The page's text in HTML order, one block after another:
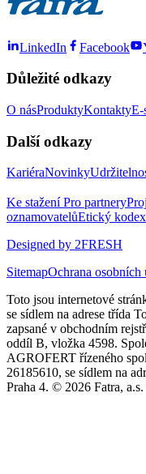
LinkedIn Facebook
Důležité odkazy
O násProduktyKontaktyE-
Další odkazy
KariéraNovinky
Ke staženíPro partnery
oznamovatelůEtický
Designed by 2FRESH
SitemapOchrana osobních
Toto jsou internetové
se sídlem na adrese třída
zapsané v obchodním
oddíl B, vložka 4598.
AGROFERT řízeného
26185610, se sídlem na
Praha 4. © 2026 Fatra,